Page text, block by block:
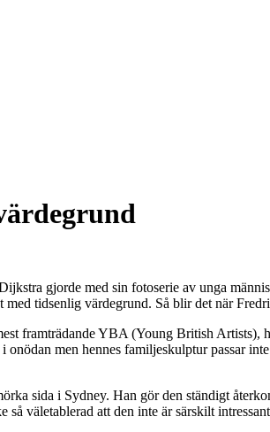
gjorde med sin fotoserie av unga
tidsenlig värdegrund. Så blir det när
framträdande YBA (Young British
men hennes familjeskulptur passar
sida i Sydney. Han gör den ständigt
så väletablerad att den inte är särskilt